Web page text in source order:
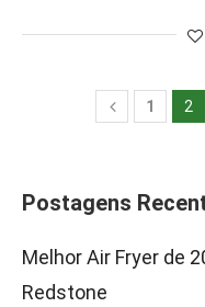
1 2
Postagens
Melhor Air Fryer de
Redstone